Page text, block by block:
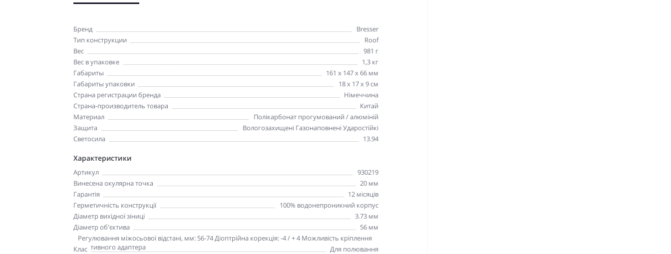
Бренд
Bresser
Тип конструкции
Roof
Вес
981 г
Вес в упаковке
1,3 кг
Габариты
161 x 147 x 66 мм
Габариты упаковки
18 x 17 x 9 см
Страна регистрации бренда
Німеччина
Страна-производитель товара
Китай
Материал
Полікарбонат прогумований / алюміній
Защита
Вологозахищені Газонаповнені Ударостійкі
Светосила
13.94
Характеристики
Артикул
930219
Винесена окулярна точка
20 мм
Гарантія
12 місяців
Герметичність конструкції
100% водонепроникний корпус
Діаметр вихідної зіниці
3.73 мм
Діаметр об'єктива
56 мм
Додаткові характеристики
Регулювання міжосьової відстані, мм: 56-74 Діоптрійна корекція: -4 / + 4 Можливість кріплення
штативного адаптера
Клас
Для полювання